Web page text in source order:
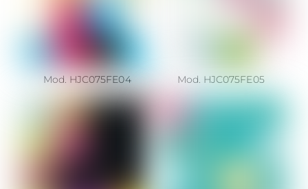
Mod. HJC075FE04 Mod. HJC075FE05